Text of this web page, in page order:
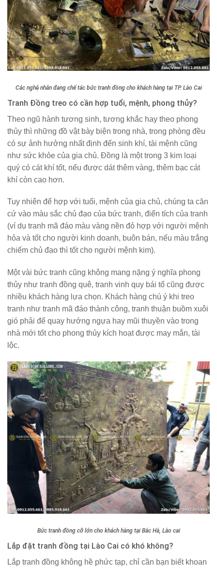
Các nghệ nhân đang chế tác bức tranh đồng cho khách hàng tại TP. Lào Cai
Tranh Đồng treo có cần hợp tuổi, mệnh, phong thủy?
Theo ngũ hành tương sinh, tương khắc hay theo phong
thủy thì những đồ vật bày biện trong nhà, trong phòng đều
có sự ảnh hưởng nhất định đến sinh khí, tài mệnh cũng
như sức khỏe của gia chủ. Đồng là một trong 3 kim loại
quý có cát khí tốt, nếu được dát thêm vàng, thêm bạc cát
khí còn cao hơn.
Tuy nhiên để hợp với tuổi, mệnh của gia chủ, chúng ta căn
cứ vào màu sắc chủ đạo của bức tranh, điển tích của tranh
(ví dụ tranh mã đáo màu vàng nền đỏ hợp với người mệnh
hỏa và tốt cho người kinh doanh, buôn bán, nếu màu trắng
chiếm chủ đạo thì tốt cho người mệnh kim).
Một vài bức tranh cũng không mang nặng ý nghĩa phong
thủy như tranh đồng quê, tranh vinh quy bái tổ cũng được
nhiều khách hàng lựa chọn. Khách hàng chú ý khi treo
tranh như tranh mã đáo thành công, tranh thuận buồm xuôi
gió phải để quay hướng ngựa hay mũi thuyền vào trong
nhà mới tốt cho phong thủy kích hoạt được may mắn, tài
lộc.
Bức tranh đồng cỡ lớn cho khách hàng tại Bắc Hà, Lào cai
Lắp đặt tranh đồng tại Lào Cai có khó không?
Lắp tranh đồng không hề phức tạp, chỉ cần bạn biết khoan